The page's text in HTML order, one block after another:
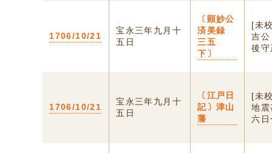
1706/10/21
宝永三年九月十
五日
〔顕妙公
済美録
三五
下〕
[未
吉
後
1706/10/21
宝永三年九月十
五日
〔江戸日
記〕津山
藩
[未
地震
六